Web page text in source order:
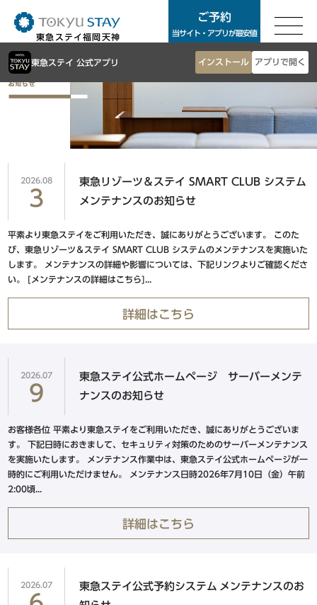
東急ステイ 公式アプリ インストール アプリで開く
東急ステイ福岡天神
ご予約
当サイト・アプリが最安値
ご予約
東急ステイTOP
客室案内
朝食
アクセス
サステナビリティ
法人予約
団体予約
ホテル一覧
新規会員登録 ログイン
ホテル予約なら
『東急ステイ公式アプリ』
QRチェックイン！STAY SKIP
東京エリア
東急ステイ築地
東急ステイ新橋
渋谷・青山・目黒・世田谷エリア
東急ステイ渋谷
東急ステイ渋谷 新南口
東急ステイ渋谷 恵比寿
東急ステイ目黒・祐天寺
東急ステイ用賀
新宿・四谷・池袋エリア
東急ステイ新宿
（2026年9月29日リニューアル）
東急ステイ四谷
東急ステイ池袋
2026.08
3
東急リゾーツ＆ステイ SMART CLUB システム
メンテナンスのお知らせ
平素より東急ステイをご利用いただき、誠にありがとうございます。 このた
び、東急リゾーツ＆ステイ SMART CLUB システムのメンテナンスを実施いた
します。 メンテナンスの詳細や影響については、下記リンクよりご確認くださ
い。 [メンテナンスの詳細はこちら]...
詳細はこちら
2026.07
9
東急ステイ公式ホームページ サーバーメンテ
ナンスのお知らせ
お客様各位 平素より東急ステイをご利用いただき、誠にありがとうございま
す。 下記日時におきまして、セキュリティ対策のためのサーバーメンテナンス
を実施いたします。 メンテナンス作業中は、東急ステイ公式ホームページが一
時的にご利用いただけません。 メンテナンス日時2026年7月10日（金）午前
2:00頃...
詳細はこちら
2026.07
東急ステイ公式予約システム メンテナンスのお